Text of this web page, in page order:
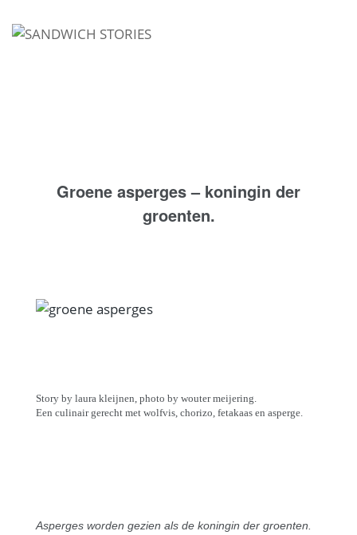
I'm looking for
Groene asperges – koningin der
groenten.
Story by laura kleijnen, photo by wouter meijering.
Een culinair gerecht met wolfvis, chorizo, fetakaas en asperge.
Asperges worden gezien als de koningin der groenten.